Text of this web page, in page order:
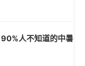
人不知道的中暑